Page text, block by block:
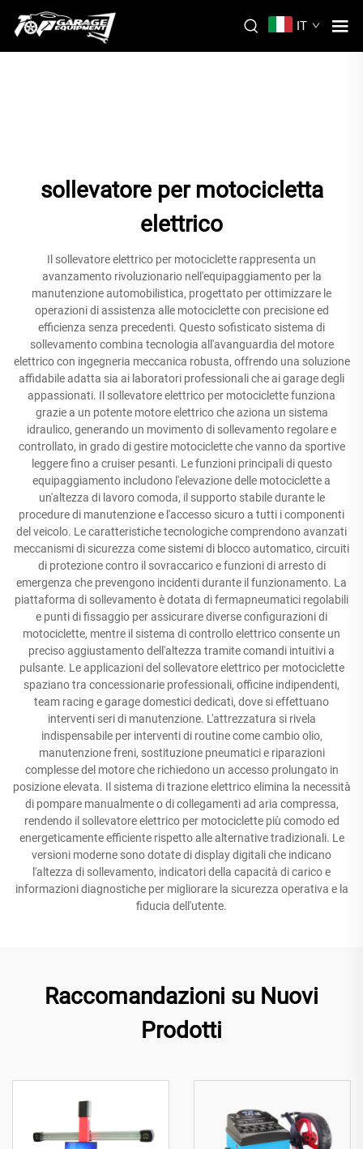
IT
sollevatore per motocicletta
elettrico
Il sollevatore elettrico per motociclette rappresenta un
avanzamento rivoluzionario nell'equipaggiamento per la
manutenzione automobilistica, progettato per ottimizzare le
operazioni di assistenza alle motociclette con precisione ed
efficienza senza precedenti. Questo sofisticato sistema di
sollevamento combina tecnologia all'avanguardia del motore
elettrico con ingegneria meccanica robusta, offrendo una soluzione
affidabile adatta sia ai laboratori professionali che ai garage degli
appassionati. Il sollevatore elettrico per motociclette funziona
grazie a un potente motore elettrico che aziona un sistema
idraulico, generando un movimento di sollevamento regolare e
controllato, in grado di gestire motociclette che vanno da sportive
leggere fino a cruiser pesanti. Le funzioni principali di questo
equipaggiamento includono l'elevazione delle motociclette a
un'altezza di lavoro comoda, il supporto stabile durante le
procedure di manutenzione e l'accesso sicuro a tutti i componenti
del veicolo. Le caratteristiche tecnologiche comprendono avanzati
meccanismi di sicurezza come sistemi di blocco automatico, circuiti
di protezione contro il sovraccarico e funzioni di arresto di
emergenza che prevengono incidenti durante il funzionamento. La
piattaforma di sollevamento è dotata di fermapneumatici regolabili
e punti di fissaggio per assicurare diverse configurazioni di
motociclette, mentre il sistema di controllo elettrico consente un
preciso aggiustamento dell'altezza tramite comandi intuitivi a
pulsante. Le applicazioni del sollevatore elettrico per motociclette
spaziano tra concessionarie professionali, officine indipendenti,
team racing e garage domestici dedicati, dove si effettuano
interventi seri di manutenzione. L'attrezzatura si rivela
indispensabile per interventi di routine come cambio olio,
manutenzione freni, sostituzione pneumatici e riparazioni
complesse del motore che richiedono un accesso prolungato in
posizione elevata. Il sistema di trazione elettrico elimina la necessità
di pompare manualmente o di collegamenti ad aria compressa,
rendendo il sollevatore elettrico per motociclette più comodo ed
energeticamente efficiente rispetto alle alternative tradizionali. Le
versioni moderne sono dotate di display digitali che indicano
l'altezza di sollevamento, indicatori della capacità di carico e
informazioni diagnostiche per migliorare la sicurezza operativa e la
fiducia dell'utente.
Raccomandazioni su Nuovi
Prodotti